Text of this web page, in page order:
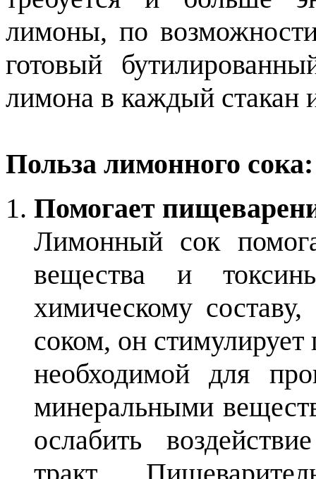
лимоны, по
готовый
лимона в каждый стакан
Польза лимонного сока:
Помогает
Лимонный сок
вещества и
химическому
соком, он
необходимой для
минеральными
ослабить